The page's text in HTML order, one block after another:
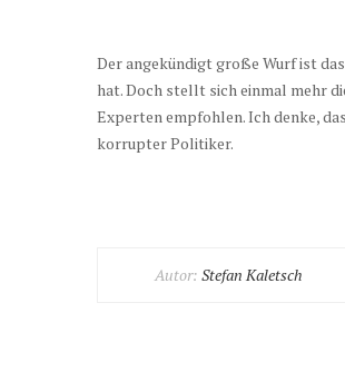
Der angekündigt große Wurf ist
hat. Doch stellt sich einmal mehr
Experten empfohlen. Ich denke,
korrupter Politiker.
Autor: Stefan Kaletsch